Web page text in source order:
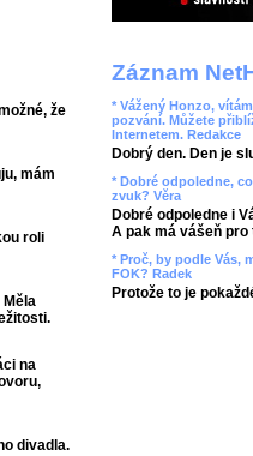
že
mám
roli
na
divadla.
Záznam
* Vážený Honzo,
pozvání. Můžete
Internetem. Redakce
Dobrý den. Den je
* Dobré odpoledne,
zvuk? Věra
Dobré odpoledne i
A pak má vášeň
* Proč, by podle Vás,
FOK? Radek
Protože to je